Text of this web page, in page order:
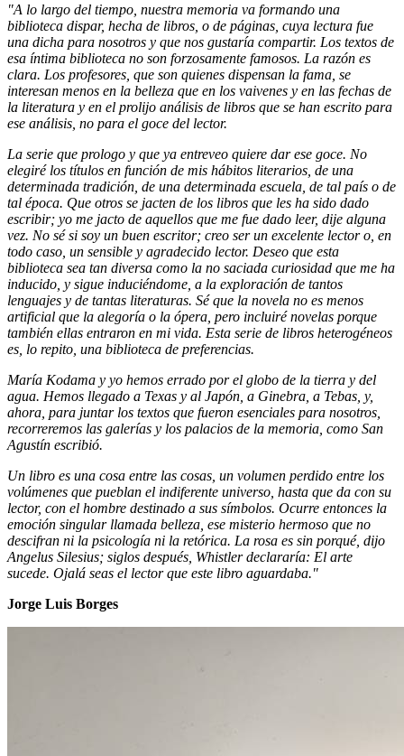
"A lo largo del tiempo, nuestra memoria va formando una
biblioteca dispar, hecha de libros, o de páginas, cuya lectura fue
una dicha para nosotros y que nos gustaría compartir. Los textos de
esa íntima biblioteca no son forzosamente famosos. La razón es
clara. Los profesores, que son quienes dispensan la fama, se
interesan menos en la belleza que en los vaivenes y en las fechas de
la literatura y en el prolijo análisis de libros que se han escrito para
ese análisis, no para el goce del lector.
La serie que prologo y que ya entreveo quiere dar ese goce. No
elegiré los títulos en función de mis hábitos literarios, de una
determinada tradición, de una determinada escuela, de tal país o de
tal época. Que otros se jacten de los libros que les ha sido dado
escribir; yo me jacto de aquellos que me fue dado leer, dije alguna
vez. No sé si soy un buen escritor; creo ser un excelente lector o, en
todo caso, un sensible y agradecido lector. Deseo que esta
biblioteca sea tan diversa como la no saciada curiosidad que me ha
inducido, y sigue induciéndome, a la exploración de tantos
lenguajes y de tantas literaturas. Sé que la novela no es menos
artificial que la alegoría o la ópera, pero incluiré novelas porque
también ellas entraron en mi vida. Esta serie de libros heterogéneos
es, lo repito, una biblioteca de preferencias.
María Kodama y yo hemos errado por el globo de la tierra y del
agua. Hemos llegado a Texas y al Japón, a Ginebra, a Tebas, y,
ahora, para juntar los textos que fueron esenciales para nosotros,
recorreremos las galerías y los palacios de la memoria, como San
Agustín escribió.
Un libro es una cosa entre las cosas, un volumen perdido entre los
volúmenes que pueblan el indiferente universo, hasta que da con su
lector, con el hombre destinado a sus símbolos. Ocurre entonces la
emoción singular llamada belleza, ese misterio hermoso que no
descifran ni la psicología ni la retórica. La rosa es sin porqué, dijo
Angelus Silesius; siglos después, Whistler declararía: El arte
sucede. Ojalá seas el lector que este libro aguardaba."
Jorge Luis Borges